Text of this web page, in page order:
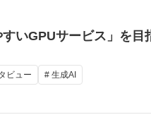
すいGPUサービス」を
ビュー
# 生成AI